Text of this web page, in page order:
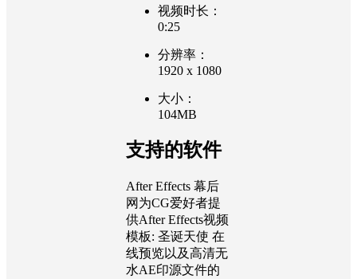
视频时长：
0:25
分辨率：
1920 x 1080
大小：
104MB
支持的软件
After Effects 幕后
网为CG爱好者提
供After Effects视频
模板: 圣诞天使 在
线预览以及高清无
水AE印源文件的